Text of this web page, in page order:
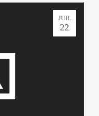
JUIL
22